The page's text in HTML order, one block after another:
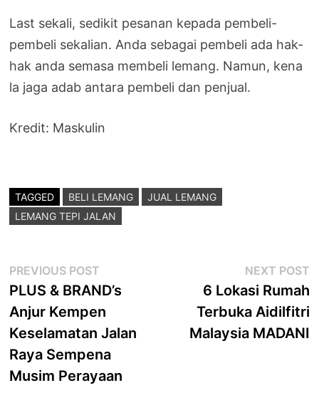
Last sekali, sedikit pesanan kepada pembeli-
pembeli sekalian. Anda sebagai pembeli ada hak-
hak anda semasa membeli lemang. Namun, kena
la jaga adab antara pembeli dan penjual.
Kredit: Maskulin
TAGGED BELI LEMANG
JUAL LEMANG
LEMANG TEPI JALAN
Post
navigation
PREVIOUS POST
post:
PLUS & BRAND’s
Anjur Kempen
Keselamatan Jalan
Raya Sempena
Musim Perayaan
NEXT POST
6 Lokasi Rumah
Terbuka Aidilfitri
Malaysia MADANI